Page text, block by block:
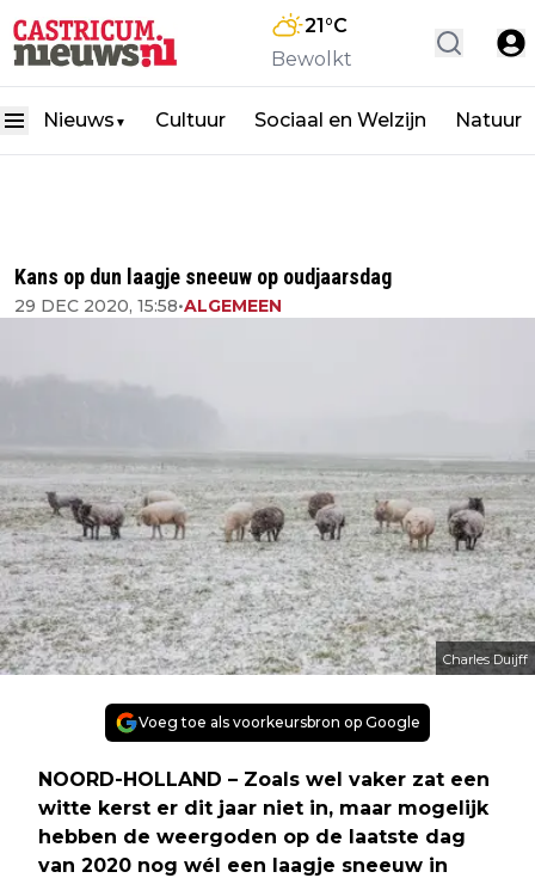
21°C
Bewolkt
Nieuws ▼ Cultuur Sociaal en Welzijn Natuur
Kans op dun laagje sneeuw op oudjaarsdag
29 DEC 2020, 15:58•ALGEMEEN
Charles Duijff
Voeg toe als voorkeursbron op Google
NOORD-HOLLAND – Zoals wel vaker zat een
witte kerst er dit jaar niet in, maar mogelijk
hebben de weergoden op de laatste dag
van 2020 nog wél een laagje sneeuw in